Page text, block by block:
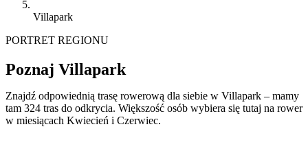
Villapark
PORTRET REGIONU
Poznaj Villapark
Znajdź odpowiednią trasę rowerową dla siebie w Villapark – mamy
tam 324 tras do odkrycia. Większość osób wybiera się tutaj na rower
w miesiącach Kwiecień i Czerwiec.